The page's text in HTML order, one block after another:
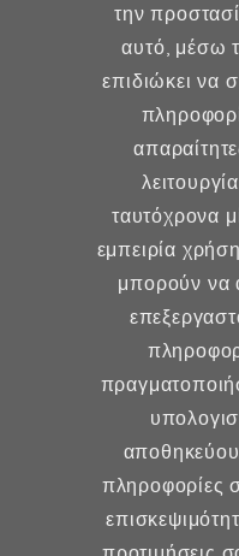
Δήμητρα
MD, MSc, FMH
Μαιευτήρας -
Γυναικολόγος
Μέλος ESHRE,
Γυναικολογία
Μαιευτική
την
αυτό, μέσω
επιδιώκει να
ταυτόχρονα
εμπειρία
μπορούν να
πληροφορίες